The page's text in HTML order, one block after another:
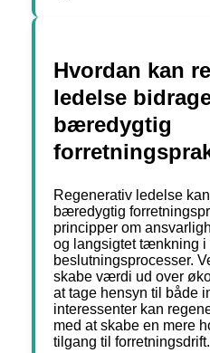
Hvordan kan
ledelse
bæredygtig
Regenerativ ledelse
bæredygtig
principper om
og langsigtet tænkning i
beslutningsprocesser.
skabe værdi ud over
at tage hensyn til både
interessenter kan
med at skabe en mere
tilgang til forretningsdrift.